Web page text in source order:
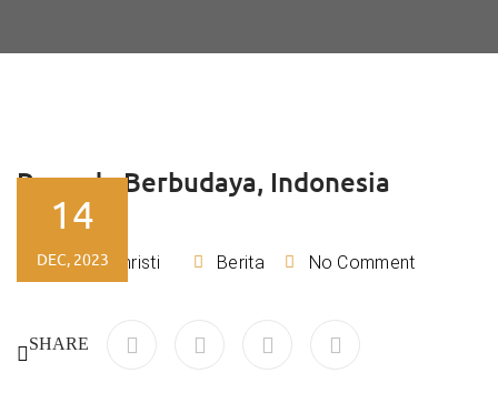
Pemuda Berbudaya, Indonesia
Bahagia
By Lydia Christi Berita No Comment
14
DEC, 2023
SHARE